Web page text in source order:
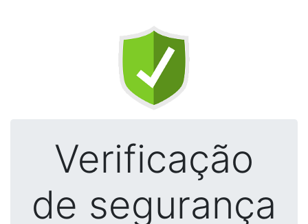
Verificação
de segurança